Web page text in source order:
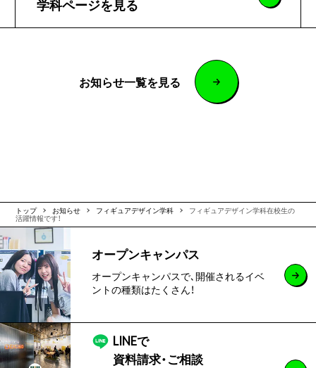
学科ページを見る
お知らせ一覧を見る
トップ お知らせ フィギュアデザイン学科 フィギュアデザイン学科在校生の
活躍情報です！
オープンキャンパス
オープンキャンパスで､開催されるイベ
ントの種類はたくさん！
LINEで
資料請求・ご相談